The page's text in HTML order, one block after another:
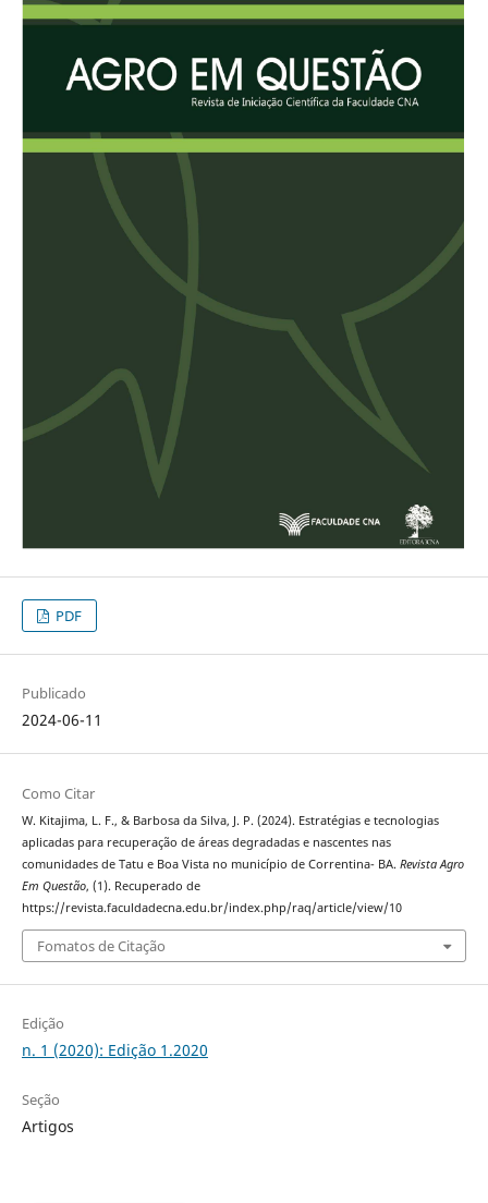
PDF
Publicado
2024-06-11
Como Citar
W. Kitajima, L. F., & Barbosa da Silva, J. P. (2024). Estratégias e tecnologias
aplicadas para recuperação de áreas degradadas e nascentes nas
comunidades de Tatu e Boa Vista no município de Correntina- BA. Revista Agro
Em Questão, (1). Recuperado de
https://revista.faculdadecna.edu.br/index.php/raq/article/view/10
Fomatos de Citação
Edição
n. 1 (2020): Edição 1.2020
Seção
Artigos